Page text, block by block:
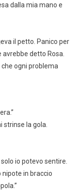
dalla mia mano e
il petto. Panico per
detto Rosa.
ogni problema
la gola.
io potevo sentire.
nipote in braccio